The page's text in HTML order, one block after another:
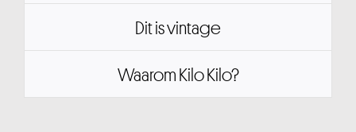
Dit is vintage
Waarom Kilo Kilo?